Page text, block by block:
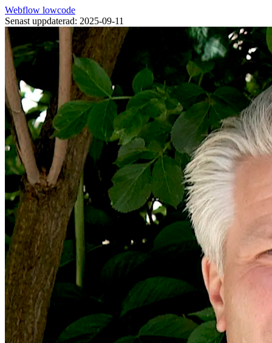
Webflow lowcode
Senast uppdaterad: 2025-09-11